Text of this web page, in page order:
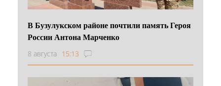
В Бузулукском районе почтили память Героя
России Антона Марченко
8 августа 15:13